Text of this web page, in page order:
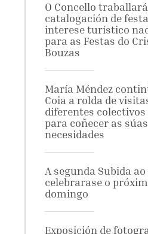
O Concello
catalogación de
interese turístico
para as Festas do
Bouzas
María Méndez
Coia a rolda de
diferentes colectivos
para coñecer as súas
necesidades
A segunda Subida
celebrarase o
domingo
Exposición de